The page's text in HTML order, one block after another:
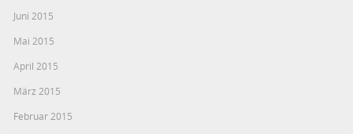
Juni 2015
Mai 2015
April 2015
März 2015
Februar 2015